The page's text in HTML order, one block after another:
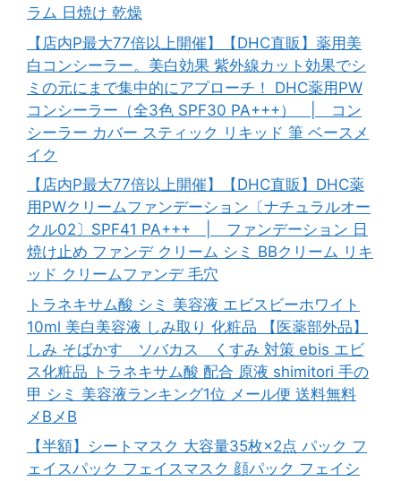
ラム 日焼け 乾燥
【店内P最大77倍以上開催】【DHC直販】薬用美
白コンシーラー。美白効果 紫外線カット効果でシ
ミの元にまで集中的にアプローチ！ DHC薬用PW
コンシーラー（全3色 SPF30 PA+++） | コン
シーラー カバー スティック リキッド 筆 ベースメ
イク
【店内P最大77倍以上開催】【DHC直販】DHC薬
用PWクリームファンデーション〔ナチュラルオー
クル02〕SPF41 PA+++ | ファンデーション 日
焼け止め ファンデ クリーム シミ BBクリーム リキ
ッド クリームファンデ 毛穴
トラネキサム酸 シミ 美容液 エビスビーホワイト
10ml 美白美容液 しみ取り 化粧品 【医薬部外品】
しみ そばかす ソバカス くすみ 対策 ebis エビ
ス化粧品 トラネキサム酸 配合 原液 shimitori 手の
甲 シミ 美容液ランキング1位 メール便 送料無料
メBメB
【半額】シートマスク 大容量35枚×2点 パック フ
ェイスパック フェイスマスク 顔パック フェイシ